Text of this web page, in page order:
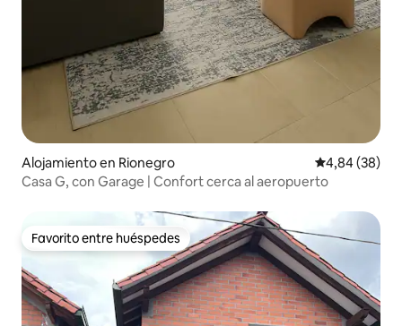
Alojamiento en Rionegro Calificación
4,84 (38)
Casa G, con Garage | Confort cerca al aeropuerto
Favorito entre huéspedes
Favorito entre huéspedes